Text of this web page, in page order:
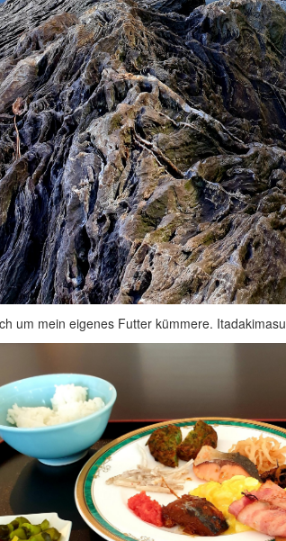
um mein eigenes Futter kümmere. Itadakimasu